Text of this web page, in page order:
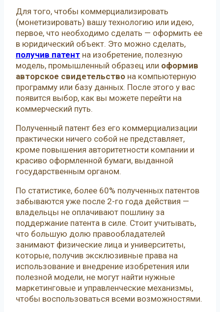
Для того, чтобы коммерциализировать
(монетизировать) вашу технологию или идею,
первое, что необходимо сделать — оформить ее
в юридический объект. Это можно сделать,
получив патент на изобретение, полезную
модель, промышленный образец или оформив
авторское свидетельство на компьютерную
программу или базу данных. После этого у вас
появится выбор, как вы можете перейти на
коммерческий путь.
Полученный патент без его коммерциализации
практически ничего собой не представляет,
кроме повышения авторитетности компании и
красиво оформленной бумаги, выданной
государственным органом.
По статистике, более 60% полученных патентов
забываются уже после 2-го года действия —
владельцы не оплачивают пошлину за
поддержание патента в силе. Стоит учитывать,
что большую долю правообладателей
занимают физические лица и университеты,
которые, получив эксклюзивные права на
использование и внедрение изобретения или
полезной модели, не могут найти нужные
маркетинговые и управленческие механизмы,
чтобы воспользоваться всеми возможностями.